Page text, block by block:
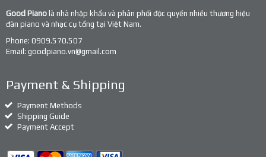
Good Piano là nhà nhập khẩu và phân phối độc quyền nhiều thương hiệu
đàn piano và nhạc cụ tổng tại Việt Nam.
Phone: 0909.570.507
Email: goodpiano.vn@gmail.com
Payment & Shipping
Payment Methods
Shipping Guide
Payment Accept